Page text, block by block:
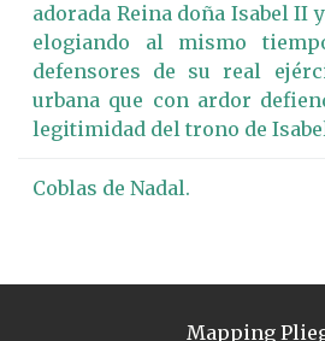
adorada Reina doña Isabel II
elogiando al mismo
defensores de su real
urbana que con ardor
legitimidad del trono de
Coblas de Nadal.
Mapping